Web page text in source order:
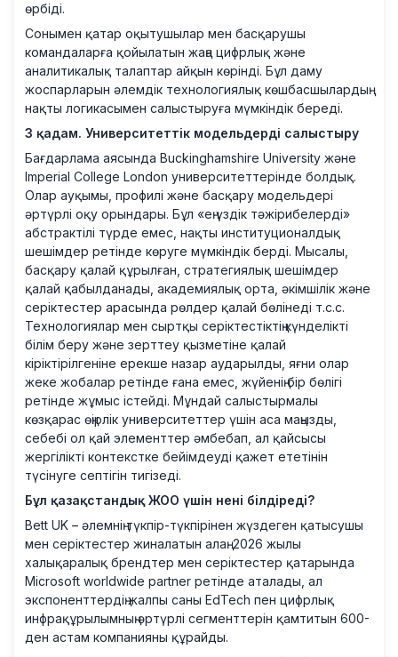
өрбіді.
Сонымен қатар оқытушылар мен басқарушы
командаларға қойылатын жаңа цифрлық және
аналитикалық талаптар айқын көрінді. Бұл даму
жоспарларын әлемдік технологиялық көшбасшылардың
нақты логикасымен салыстыруға мүмкіндік береді.
3 қадам. Университеттік модельдерді салыстыру
Бағдарлама аясында Buckinghamshire University және
Imperial College London университеттерінде болдық.
Олар ауқымы, профилі және басқару модельдері
әртүрлі оқу орындары. Бұл «ең үздік тәжірибелерді»
абстрактілі түрде емес, нақты институционалдық
шешімдер ретінде көруге мүмкіндік берді. Мысалы,
басқару қалай құрылған, стратегиялық шешімдер
қалай қабылданады, академиялық орта, әкімшілік және
серіктестер арасында рөлдер қалай бөлінеді т.с.с.
Технологиялар мен сыртқы серіктестіктің күнделікті
білім беру және зерттеу қызметіне қалай
кіріктірілгеніне ерекше назар аударылды, яғни олар
жеке жобалар ретінде ғана емес, жүйенің бір бөлігі
ретінде жұмыс істейді. Мұндай салыстырмалы
көзқарас өңірлік университеттер үшін аса маңызды,
себебі ол қай элементтер әмбебап, ал қайсысы
жергілікті контекстке бейімдеуді қажет ететінін
түсінуге септігін тигізеді.
Бұл қазақстандық ЖОО үшін нені білдіреді?
Bett UK – әлемнің түкпір-түкпірінен жүздеген қатысушы
мен серіктестер жиналатын алаң. 2026 жылы
халықаралық брендтер мен серіктестер қатарында
Microsoft worldwide partner ретінде аталады, ал
экспоненттердің жалпы саны EdTech пен цифрлық
инфрақұрылымның әртүрлі сегменттерін қамтитын 600-
ден астам компанияны құрайды.